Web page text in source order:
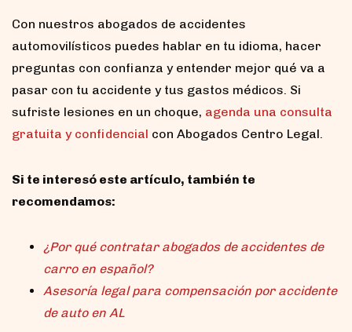
Con nuestros abogados de accidentes
automovilísticos puedes hablar en tu idioma, hacer
preguntas con confianza y entender mejor qué va a
pasar con tu accidente y tus gastos médicos. Si
sufriste lesiones en un choque, agenda una consulta
gratuita y confidencial con Abogados Centro Legal.
Si te interesó este artículo, también te
recomendamos:
¿Por qué contratar abogados de accidentes de
carro en español?
Asesoría legal para compensación por accidente
de auto en AL